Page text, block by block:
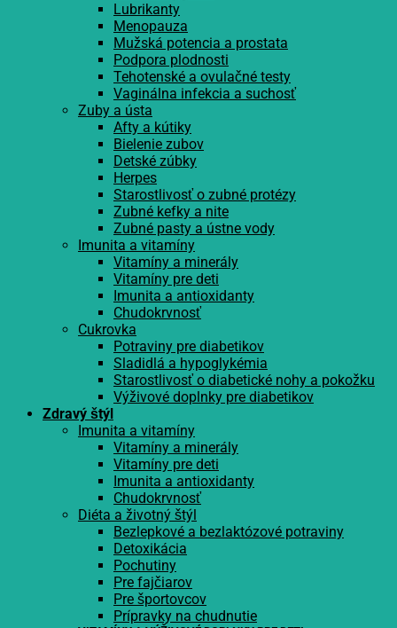
Lubrikanty
Menopauza
Mužská potencia a prostata
Podpora plodnosti
Tehotenské a ovulačné testy
Vaginálna infekcia a suchosť
Zuby a ústa
Afty a kútiky
Bielenie zubov
Detské zúbky
Herpes
Starostlivosť o zubné protézy
Zubné kefky a nite
Zubné pasty a ústne vody
Imunita a vitamíny
Vitamíny a minerály
Vitamíny pre deti
Imunita a antioxidanty
Chudokrvnosť
Cukrovka
Potraviny pre diabetikov
Sladidlá a hypoglykémia
Starostlivosť o diabetické nohy a pokožku
Výživové doplnky pre diabetikov
Zdravý štýl
Imunita a vitamíny
Vitamíny a minerály
Vitamíny pre deti
Imunita a antioxidanty
Chudokrvnosť
Diéta a životný štýl
Bezlepkové a bezlaktózové potraviny
Detoxikácia
Pochutiny
Pre fajčiarov
Pre športovcov
Prípravky na chudnutie